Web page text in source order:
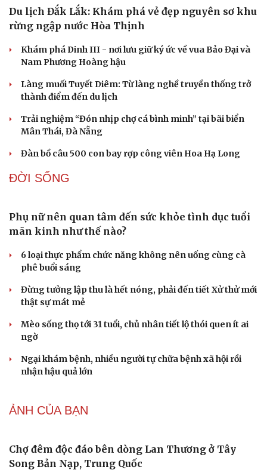
Du lịch
Tư vấn
Săn Tour
check-in
Podcast
Đọc truyện đêm khuya
Cửa sổ tình yêu
Hạt giống tâm hồn
Du lịch Đắk Lắk: Khám phá vẻ đẹp nguyên sơ khu
rừng ngập nước Hòa Thịnh
Khám phá Dinh III - nơi lưu giữ ký ức về vua Bảo Đại và
Làng muối Tuyết Diêm: Từ làng nghề truyền thống trở
thành điểm đến du lịch
Trải nghiệm “Đón nhịp chợ cá bình minh” tại bãi biển
Mân Thái, Đà Nẵng
Đàn bồ câu 500 con bay rợp công viên Hoa Hạ Long